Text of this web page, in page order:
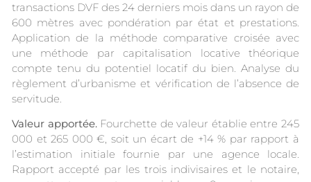
transactions DVF des 24 derniers mois dans un rayon de
600 mètres avec pondération par état et prestations.
Application de la méthode comparative croisée avec
une méthode par capitalisation locative théorique
compte tenu du potentiel locatif du bien. Analyse du
règlement d’urbanisme et vérification de l’absence de
servitude.
Valeur apportée.Fourchette de valeur établie entre 245
000 et 265 000 €, soit un écart de +14 % par rapport à
l’estimation initiale fournie par une agence locale.
Rapport accepté par les trois indivisaires et le notaire,